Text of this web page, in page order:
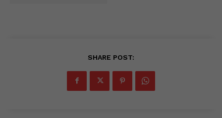
SHARE POST: